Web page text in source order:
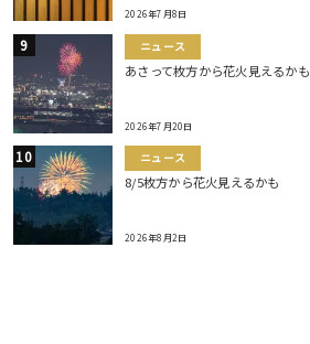
2026年7月8日
ニュース
あさって枚方から花火見えるかも
2026年7月20日
ニュース
8/5枚方から花火見えるかも
2026年8月2日